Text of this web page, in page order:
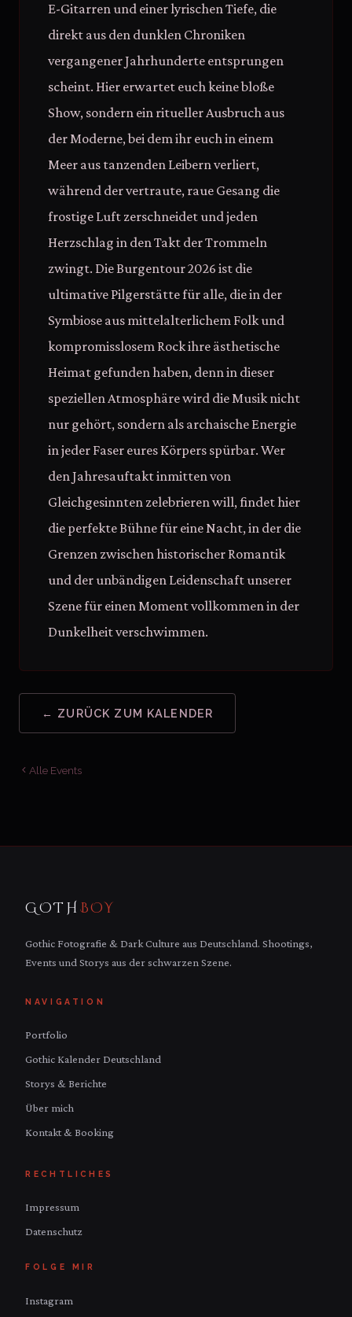
E-Gitarren und einer lyrischen Tiefe, die
direkt aus den dunklen Chroniken
vergangener Jahrhunderte entsprungen
scheint. Hier erwartet euch keine bloße
Show, sondern ein ritueller Ausbruch aus
der Moderne, bei dem ihr euch in einem
Meer aus tanzenden Leibern verliert,
während der vertraute, raue Gesang die
frostige Luft zerschneidet und jeden
Herzschlag in den Takt der Trommeln
zwingt. Die Burgentour 2026 ist die
ultimative Pilgerstätte für alle, die in der
Symbiose aus mittelalterlichem Folk und
kompromisslosem Rock ihre ästhetische
Heimat gefunden haben, denn in dieser
speziellen Atmosphäre wird die Musik nicht
nur gehört, sondern als archaische Energie
in jeder Faser eures Körpers spürbar. Wer
den Jahresauftakt inmitten von
Gleichgesinnten zelebrieren will, findet hier
die perfekte Bühne für eine Nacht, in der die
Grenzen zwischen historischer Romantik
und der unbändigen Leidenschaft unserer
Szene für einen Moment vollkommen in der
Dunkelheit verschwimmen.
← ZURÜCK ZUM KALENDER
Alle Events
GOTH BOY
Gothic Fotografie & Dark Culture aus Deutschland. Shootings,
Events und Storys aus der schwarzen Szene.
NAVIGATION
Portfolio
Gothic Kalender Deutschland
Storys & Berichte
Über mich
Kontakt & Booking
RECHTLICHES
Impressum
Datenschutz
FOLGE MIR
Instagram